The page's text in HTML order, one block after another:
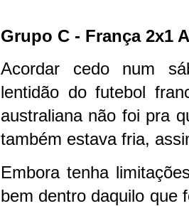
Grupo C - França 2x1
Acordar cedo num
lentidão do futebol
australiana não foi pra
também estava fria,
Embora tenha
bem dentro daquilo que